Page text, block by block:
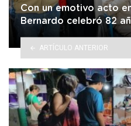
Con un emotivo acto
Bernardo celebró 82
ARTÍCULO ANTERIOR